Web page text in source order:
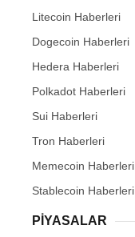
Litecoin Haberleri
Dogecoin Haberleri
Hedera Haberleri
Polkadot Haberleri
Sui Haberleri
Tron Haberleri
Memecoin Haberleri
Stablecoin Haberleri
PIYASALAR